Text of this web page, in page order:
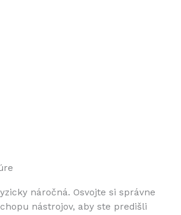
náročná. Osvojte si správne
nástrojov, aby ste predišli